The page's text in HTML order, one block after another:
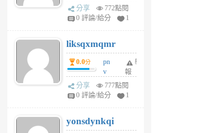
rv
pj
6
個
月
前
分享
772點閱
0 評論/給分
1
liksqxmqmr
0.0分
pn
v
wt
sv
6
個
舉
報
分享
777點閱
0 評論/給分
1
yonsdynkqi